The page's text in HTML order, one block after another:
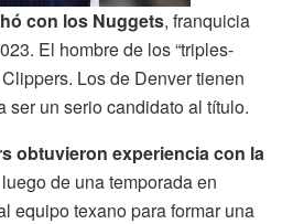
con los Nuggets, franquicia
El hombre de los “triples-
Los de Denver tienen
ser un serio candidato al título.
obtuvieron experiencia con la
de una temporada en
equipo texano para formar una